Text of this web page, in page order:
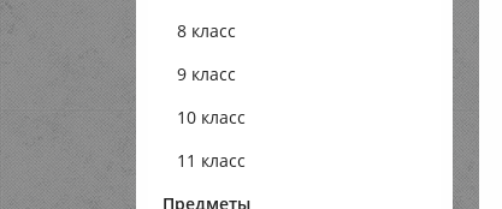
8 класс
9 класс
10 класс
11 класс
Предметы